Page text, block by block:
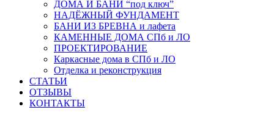
ДОМА И БАНИ “под ключ”
НАДЁЖНЫЙ ФУНДАМЕНТ
БАНИ ИЗ БРЕВНА и лафета
КАМЕННЫЕ ДОМА СПб и ЛО
ПРОЕКТИРОВАНИЕ
Каркасные дома в СПб и ЛО
Отделка и реконструкция
СТАТЬИ
ОТЗЫВЫ
КОНТАКТЫ